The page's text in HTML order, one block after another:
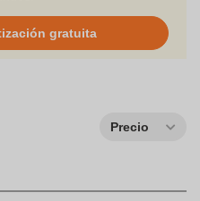
gratuita
Precio